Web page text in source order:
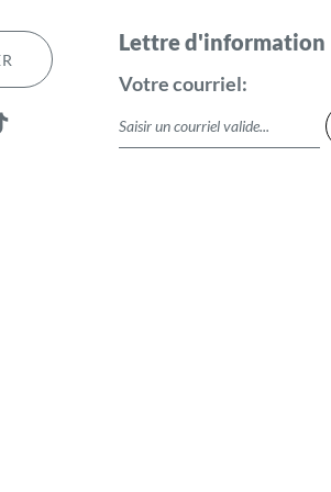
Lettre d'information
Votre courriel: